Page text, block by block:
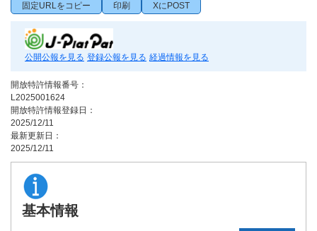
固定URLをコピー 印刷 XにPOST
公開公報を見る 登録公報を見る 経過情報を見る
開放特許情報番号：
L2025001624
開放特許情報登録日：
2025/12/11
最新更新日：
2025/12/11
基本情報